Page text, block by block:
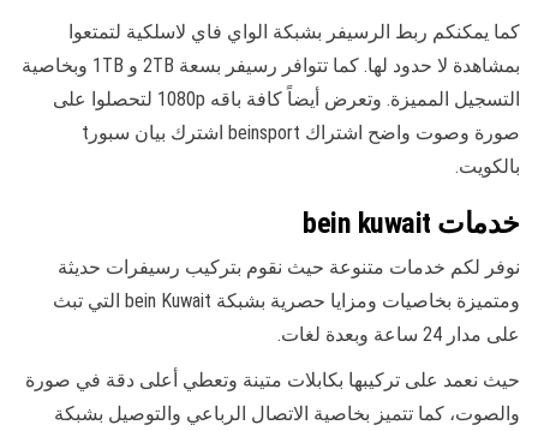
كما يمكنكم ربط الرسيفر بشبكة الواي فاي لاسلكية لتمتعوا
بمشاهدة لا حدود لها. كما تتوافر رسيفر بسعة 2TB و 1TB وبخاصية
التسجيل المميزة. وتعرض أيضاً كافة باقه 1080p لتحصلوا على
صورة وصوت واضح اشتراك beinsport اشترك بيان سبورt
بالكويت.
خدمات bein kuwait
نوفر لكم خدمات متنوعة حيث نقوم بتركيب رسيفرات حديثة
ومتميزة بخاصيات ومزايا حصرية بشبكة bein Kuwait التي تبث
على مدار 24 ساعة وبعدة لغات.
حيث نعمد على تركيبها بكابلات متينة وتعطي أعلى دقة في صورة
والصوت، كما تتميز بخاصية الاتصال الرباعي والتوصيل بشبكة